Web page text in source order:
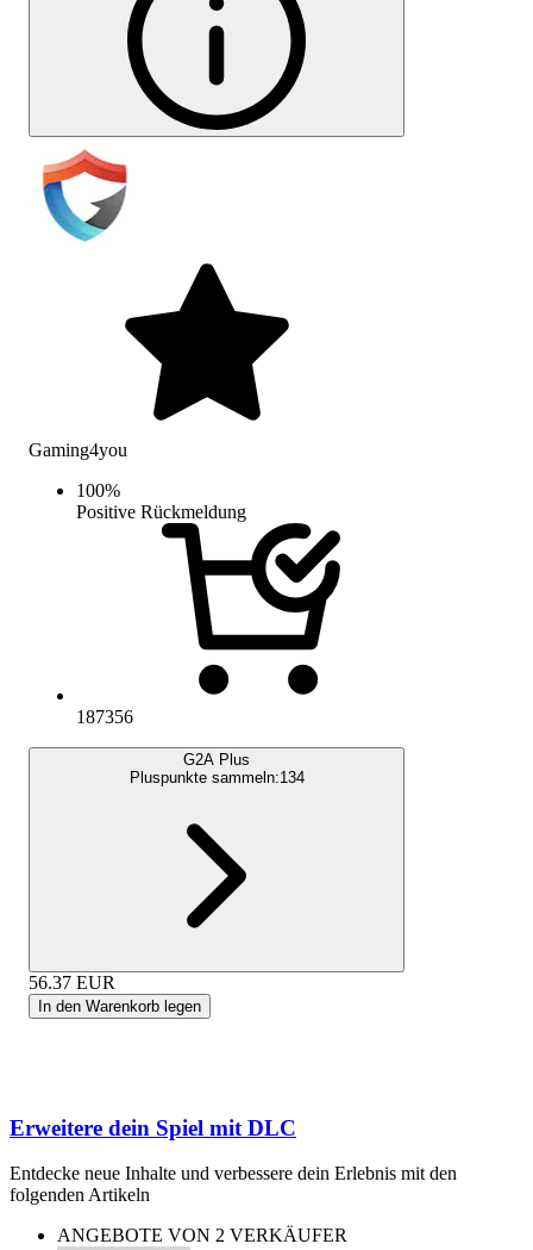
Gaming4you
100%
Positive Rückmeldung
187356
G2A Plus
Pluspunkte sammeln:134
56.37 EUR
In den Warenkorb legen
Erweitere dein Spiel mit DLC
Entdecke neue Inhalte und verbessere dein Erlebnis mit den
folgenden Artikeln
ANGEBOTE VON 2 VERKÄUFER